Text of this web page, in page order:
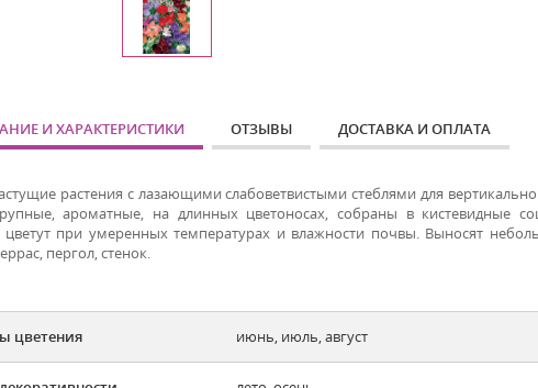
И ХАРАКТЕРИСТИКИ ОТЗЫВЫ ДОСТАВКА И ОПЛАТА
растения с лазающими слабоветвистыми стеблями для
ароматные, на длинных цветоносах, собраны в кистевидные
при умеренных температурах и влажности почвы. Выносят
пергол, стенок.
цветения июнь, июль, август